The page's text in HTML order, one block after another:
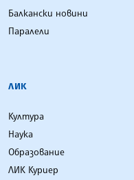
Балкански новини
Паралели
ЛИК
Култура
Наука
Образование
ЛИК Куриер